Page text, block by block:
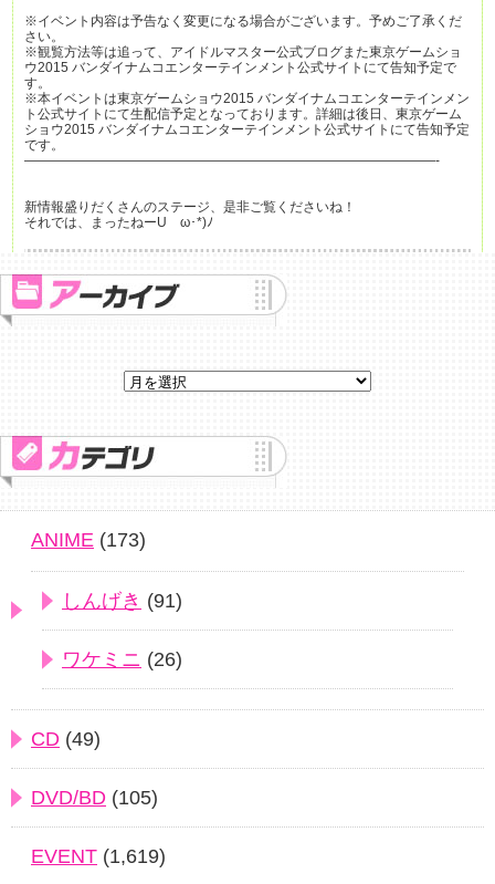
※イベント内容は予告なく変更になる場合がございます。予めご了承くだ
さい。
※観覧方法等は追って、アイドルマスター公式ブログまた東京ゲームショ
ウ2015 バンダイナムコエンターテインメント公式サイトにて告知予定で
す。
※本イベントは東京ゲームショウ2015 バンダイナムコエンターテインメン
ト公式サイトにて生配信予定となっております。詳細は後日、東京ゲーム
ショウ2015 バンダイナムコエンターテインメント公式サイトにて告知予定
です。
———————————————————————————————-
新情報盛りだくさんのステージ、是非ご覧くださいね！
それでは、まったねーUゝω･*)ﾉ
ANIME (173)
しんげき (91)
ワケミニ (26)
CD (49)
DVD/BD (105)
EVENT (1,619)